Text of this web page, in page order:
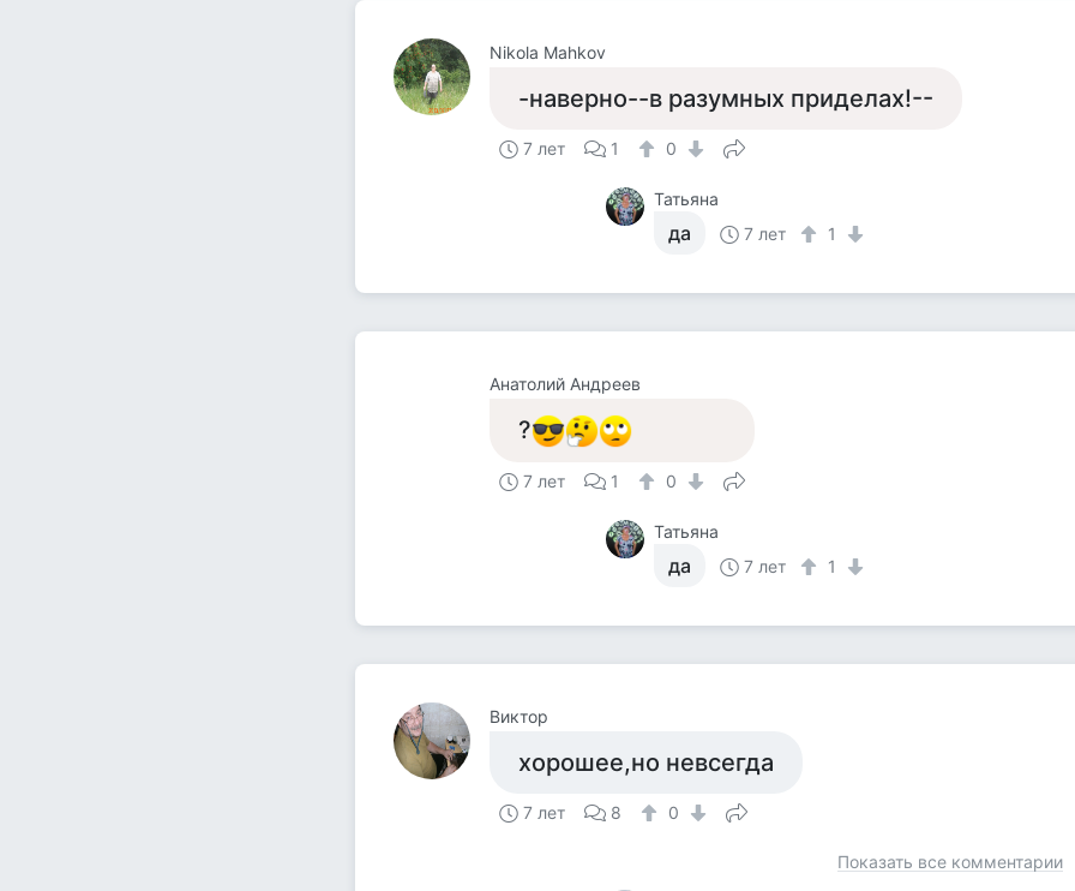
Nikola Mahkov
-наверно--в разумных приделах!--
7 лет 1 0
Татьяна
да 7 лет 1
Анатолий Андреев
?
7 лет 1 0
Татьяна
да 7 лет 1
Виктор
хорошее,но невсегда
7 лет 8 0
Показать все комментарии